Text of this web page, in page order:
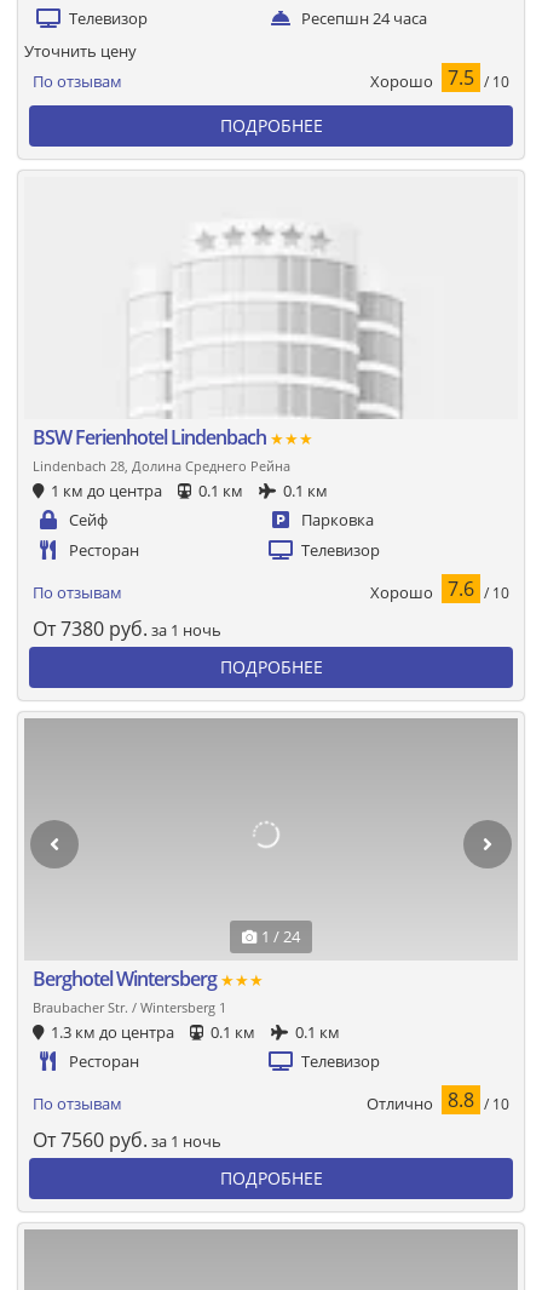
Телевизор
Ресепшн 24 часа
По отзывам Хорошо 7.5 / 10
Уточнить цену
ПОДРОБНЕЕ
BSW Ferienhotel Lindenbach ★★★
Lindenbach 28, Долина Среднего Рейна
1 км до центра 0.1 км
0.1 км
Сейф
Парковка
Ресторан
Телевизор
По отзывам Хорошо 7.6 / 10
От7380 руб. за 1 ночь
ПОДРОБНЕЕ
1 / 24
Berghotel Wintersberg★★★
Braubacher Str. / Wintersberg 1
1.3 км до центра 0.1 км
0.1 км
Ресторан
Телевизор
По отзывам Отлично 8.8 / 10
От7560 руб. за 1 ночь
ПОДРОБНЕЕ